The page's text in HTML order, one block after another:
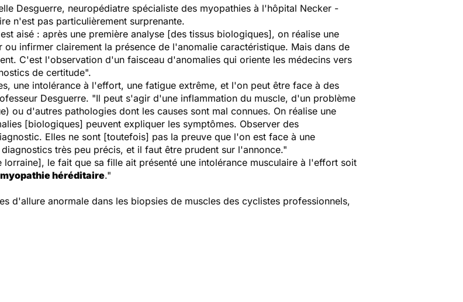
Desguerre, neuropédiatre spécialiste des myopathies à l'hôpital Necker -
n'est pas particulièrement surprenante.
aisé : après une première analyse [des tissus biologiques], on réalise une
infirmer clairement la présence de l'anomalie caractéristique. Mais dans de
C'est l'observation d'un faisceau d'anomalies qui oriente les médecins vers
de certitude".
une intolérance à l'effort, une fatigue extrême, et l'on peut être face à des
Desguerre. "Il peut s'agir d'une inflammation du muscle, d'un problème
ou d'autres pathologies dont les causes sont mal connues. On réalise une
[biologiques] peuvent expliquer les symptômes. Observer des
Elles ne sont [toutefois] pas la preuve que l'on est face à une
très peu précis, et il faut être prudent sur l'annonce."
le fait que sa fille ait présenté une intolérance musculaire à l'effort soit
myopathie héréditaire."
d'allure anormale dans les biopsies de muscles des cyclistes professionnels,